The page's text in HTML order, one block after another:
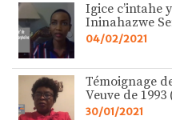
Igice c’intahe
Ininahazwe
04/02/2021
Témoignage
Veuve de
30/01/2021